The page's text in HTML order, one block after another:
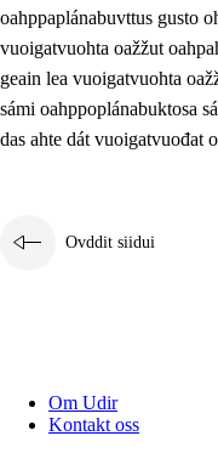
oahppaplánabuvttus gusto
vuoigatvuohta oažžut
geain lea vuoigatvuohta
sámi oahppoplánabuktosa
das ahte dát vuoigatvuođat
Ovddit siidui
Om Udir
Kontakt oss